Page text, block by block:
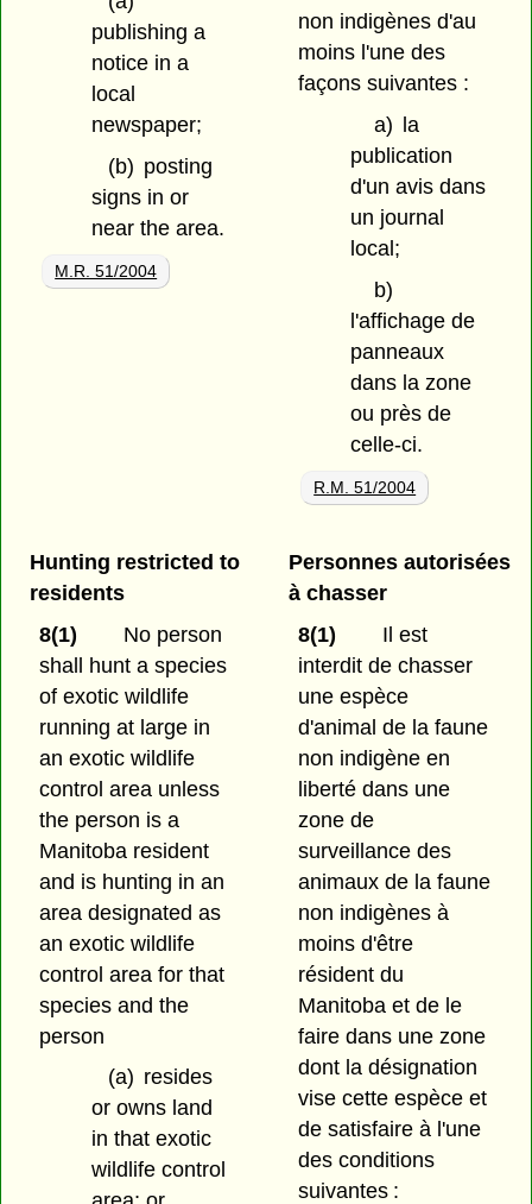
publishing a
notice in a
local
newspaper;
(b) posting
signs in or
near the area.
M.R. 51/2004
non indigènes d'au
moins l'une des
façons suivantes :
a)
la
publication
d'un avis dans
un journal
local;
b)
l'affichage de
panneaux
dans la zone
ou près de
celle-ci.
R.M. 51/2004
Hunting restricted to
residents
8(1)
No person
shall hunt a species
of exotic wildlife
running at large in
an exotic wildlife
control area unless
the person is a
Manitoba resident
and is hunting in an
area designated as
an exotic wildlife
control area for that
species and the
person
(a) resides
or owns land
in that exotic
wildlife control
Personnes autorisées
à chasser
8(1)
Il est
interdit de chasser
une espèce
d'animal de la faune
non indigène en
liberté dans une
zone de
surveillance des
animaux de la faune
non indigènes à
moins d'être
résident du
Manitoba et de le
faire dans une zone
dont la désignation
vise cette espèce et
de satisfaire à l'une
des conditions
suivantes :